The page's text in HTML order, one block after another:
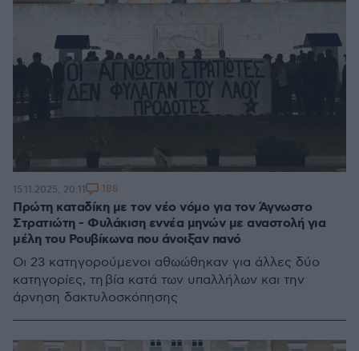
Πρώτη καταδίκη με τον νέο νόμο για τον Άγνωστο
Στρατιώτη - Φυλάκιση εννέα μηνών με αναστολή για
μέλη του Ρουβίκωνα που άνοιξαν πανό
Οι 23 κατηγορούμενοι αθωώθηκαν για άλλες δύο
κατηγορίες, τη βία κατά των υπαλλήλων και την
άρνηση δακτυλοσκόπησης
15.11.2025, 20:11 188